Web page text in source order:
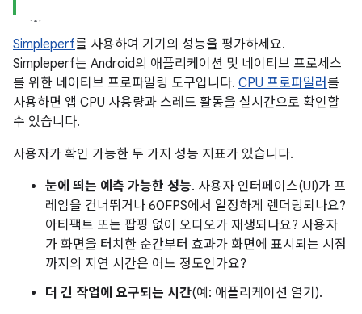
Simpleperf를 사용하여 기기의 성능을 평가하세요.
Simpleperf는 Android의 애플리케이션 및 네이티브 프로세스
를 위한 네이티브 프로파일링 도구입니다. CPU 프로파일러 를
사용하면 앱 CPU 사용량과 스레드 활동을 실시간으로 확인할
수 있습니다.
사용자가 확인 가능한 두 가지 성능 지표가 있습니다.
눈에 띄는 예측 가능한 성능. 사용자 인터페이스(UI)가 프
레임을 건너뛰거나 60FPS에서 일정하게 렌더링되나요?
아티팩트 또는 팝핑 없이 오디오가 재생되나요? 사용자
가 화면을 터치한 순간부터 효과가 화면에 표시되는 시점
까지의 지연 시간은 어느 정도인가요?
더 긴 작업에 요구되는 시간(예: 애플리케이션 열기).